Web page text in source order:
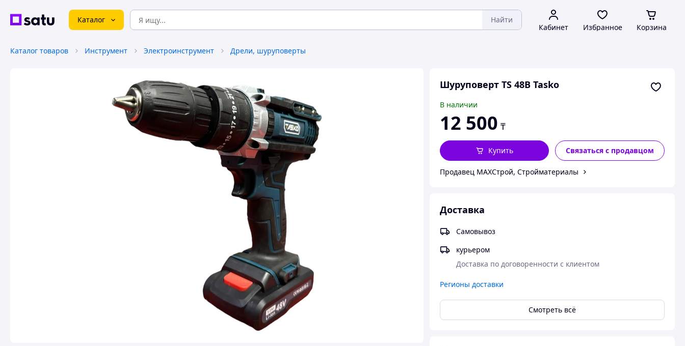
Каталог Найти
Кабинет Избранное Корзина
Каталог товаров Инструмент Электроинструмент Дрели, шуруповерты
Шуруповерт TS 48B Tasko
В наличии
12 500 ₸
Купить Связаться с продавцом
Продавец MAXСтрой, Стройматериалы
Доставка
Самовывоз
курьером
Доставка по договоренности с клиентом
Регионы доставки
Смотреть всё